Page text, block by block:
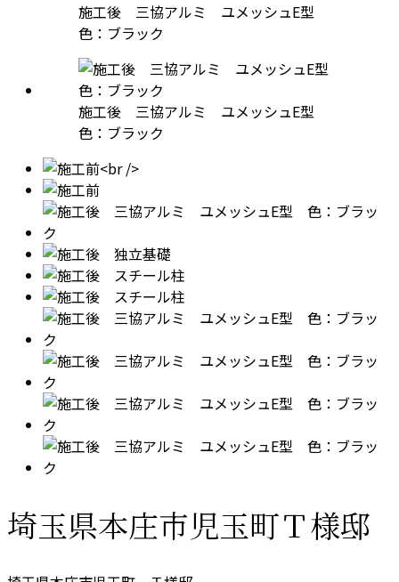
施工後 三協アルミ ユメッシュE型
色：ブラック
施工後 三協アルミ ユメッシュE型
色：ブラック
埼玉県本庄市児玉町Ｔ様邸